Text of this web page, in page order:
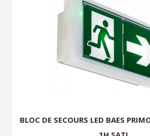
BLOC DE SECOURS LED BAES